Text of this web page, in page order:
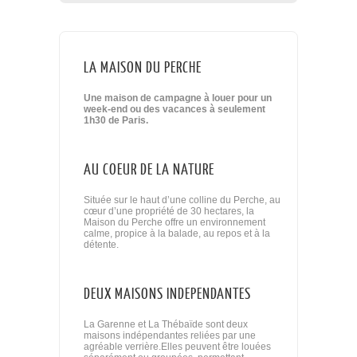
LA MAISON DU PERCHE
Une maison de campagne à louer pour un
week-end ou des vacances à seulement
1h30 de Paris.
AU COEUR DE LA NATURE
Située sur le haut d’une colline du Perche, au
cœur d’une propriété de 30 hectares, la
Maison du Perche offre un environnement
calme, propice à la balade, au repos et à la
détente.
DEUX MAISONS INDEPENDANTES
La Garenne et La Thébaïde sont deux
maisons indépendantes reliées par une
agréable verrière.Elles peuvent être louées